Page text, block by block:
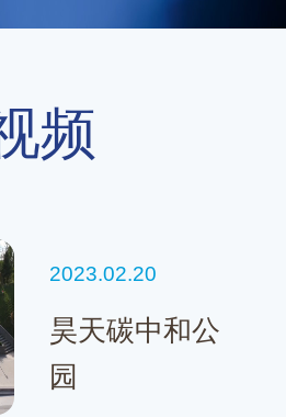
频
2023.02.20
昊天碳中和公
园